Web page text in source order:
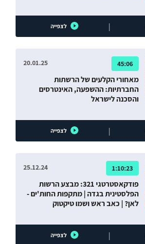
| לצפייה
45:06
20.01.25
מאחורי הקלעים של הרשתות
החברתיות: ההשפעה, האינטרסים
והסכנה לישראל
| לצפייה
1:10:23
25.12.24
פודקאסטרטגי 321: מבצע הרשות
הפלסטינית בגדה | מתקפות החות'ים -
לאן? | כאב ראש ושמו טיקטוק
| לצפייה